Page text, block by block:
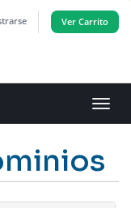
Ver Carrito